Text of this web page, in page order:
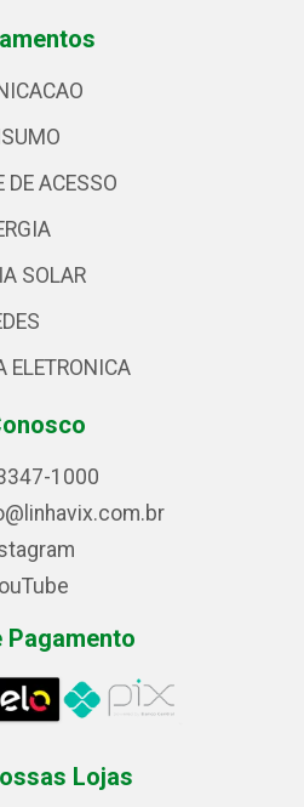
DE ACESSO
SOLAR
ELETRONICA
1000
Pagamento
Lojas